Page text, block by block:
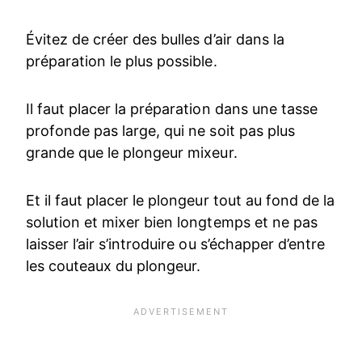
Évitez de créer des bulles d’air dans la
préparation le plus possible.
Il faut placer la préparation dans une tasse
profonde pas large, qui ne soit pas plus
grande que le plongeur mixeur.
Et il faut placer le plongeur tout au fond de la
solution et mixer bien longtemps et ne pas
laisser l’air s’introduire ou s’échapper d’entre
les couteaux du plongeur.